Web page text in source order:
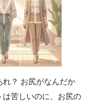
？ お尻がなんだか
苦しいのに、お尻の